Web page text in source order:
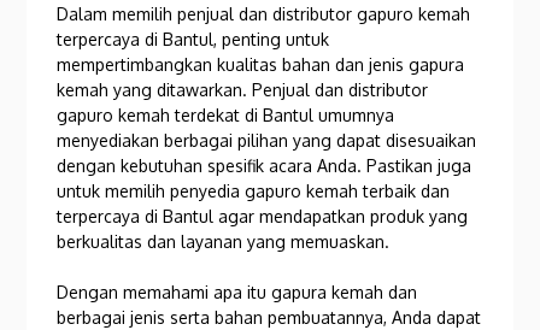
Dalam memilih penjual dan distributor gapuro kemah
terpercaya di Bantul, penting untuk
mempertimbangkan kualitas bahan dan jenis gapura
kemah yang ditawarkan. Penjual dan distributor
gapuro kemah terdekat di Bantul umumnya
menyediakan berbagai pilihan yang dapat disesuaikan
dengan kebutuhan spesifik acara Anda. Pastikan juga
untuk memilih penyedia gapuro kemah terbaik dan
terpercaya di Bantul agar mendapatkan produk yang
berkualitas dan layanan yang memuaskan.
Dengan memahami apa itu gapura kemah dan
berbagai jenis serta bahan pembuatannya, Anda dapat